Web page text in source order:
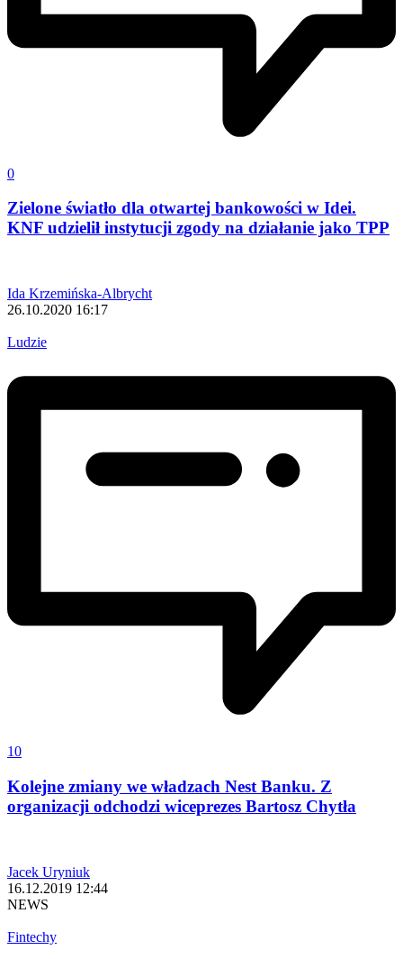
0
Zielone światło dla otwartej bankowości w Idei.
KNF udzielił instytucji zgody na działanie jako TPP
Ida Krzemińska-Albrycht
26.10.2020 16:17
Ludzie
10
Kolejne zmiany we władzach Nest Banku. Z
organizacji odchodzi wiceprezes Bartosz Chytła
Jacek Uryniuk
16.12.2019 12:44
NEWS
Fintechy